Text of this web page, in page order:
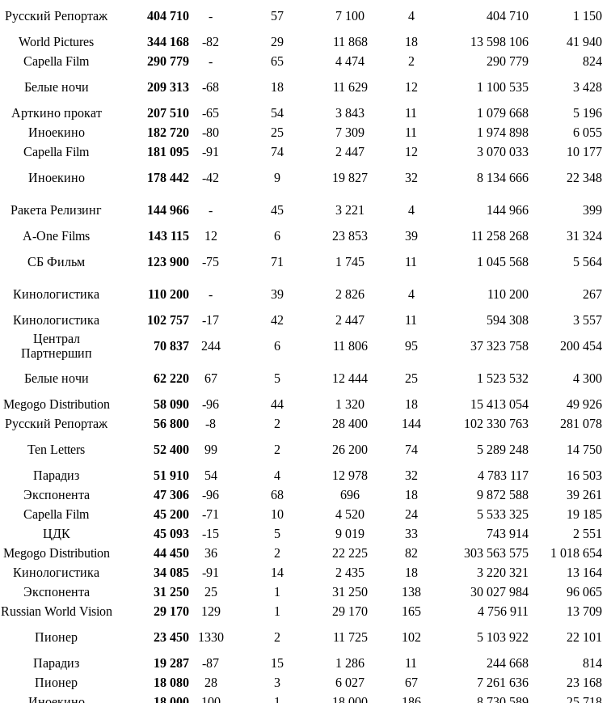
Русский Репортаж 404 710 - 57 7 100 4 404 710
1 150
World Pictures 344 168 -82 29 11 868 18 13 598 106
41 940
Capella Film 290 779 - 65 4 474 2 290 779
824
Белые ночи 209 313 -68 18 11 629 12 1 100 535
3 428
Арткино прокат 207 510 -65 54 3 843 11 1 079 668
5 196
Иноекино 182 720 -80 25 7 309 11 1 974 898
6 055
Capella Film 181 095 -91 74 2 447 12 3 070 033
10 177
Иноекино 178 442 -42 9 19 827 32 8 134 666 22 348
Ракета Релизинг 144 966 - 45 3 221 4 144 966
399
A-One Films 143 115 12 6 23 853 39 11 258 268
31 324
СБ Фильм 123 900 -75 71 1 745 11 1 045 568 5 564
Кинологистика 110 200 - 39 2 826 4 110 200
267
Кинологистика 102 757 -17 42 2 447 11 594 308
3 557
Централ
Партнершип
70 837 244 6 11 806 95 37 323 758 200 454
Белые ночи 62 220 67 5 12 444 25 1 523 532
4 300
Megogo Distribution 58 090 -96 44 1 320 18 15 413 054
49 926
Русский Репортаж 56 800 -8 2 28 400 144 102 330 763
281 078
Ten Letters 52 400 99 2 26 200 74 5 289 248
14 750
Парадиз 51 910 54 4 12 978 32 4 783 117
16 503
Экспонента 47 306 -96 68 696 18 9 872 588
39 261
Capella Film 45 200 -71 10 4 520 24 5 533 325
19 185
ЦДК 45 093 -15 5 9 019 33 743 914
2 551
Megogo Distribution 44 450 36 2 22 225 82 303 563 575
1 018 654
Кинологистика 34 085 -91 14 2 435 18 3 220 321
13 164
Экспонента 31 250 25 1 31 250 138 30 027 984
96 065
Russian World Vision 29 170 129 1 29 170 165 4 756 911
13 709
Пионер 23 450 1330 2 11 725 102 5 103 922
22 101
Парадиз 19 287 -87 15 1 286 11 244 668
814
Пионер 18 080 28 3 6 027 67 7 261 636
23 168